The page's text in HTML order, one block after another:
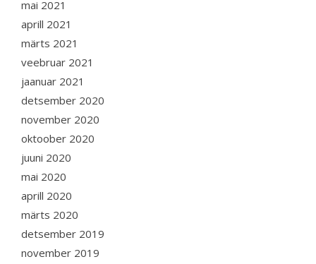
mai 2021
aprill 2021
märts 2021
veebruar 2021
jaanuar 2021
detsember 2020
november 2020
oktoober 2020
juuni 2020
mai 2020
aprill 2020
märts 2020
detsember 2019
november 2019